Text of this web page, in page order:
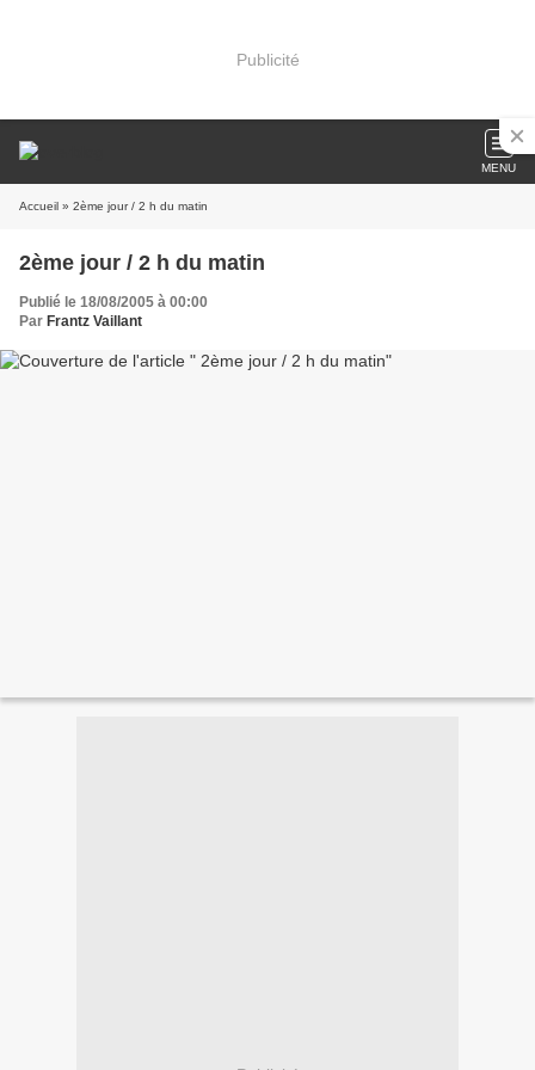
Publicité
MENU
Accueil » 2ème jour / 2 h du matin
2ème jour / 2 h du matin
Publié le 18/08/2005 à 00:00
Par Frantz Vaillant